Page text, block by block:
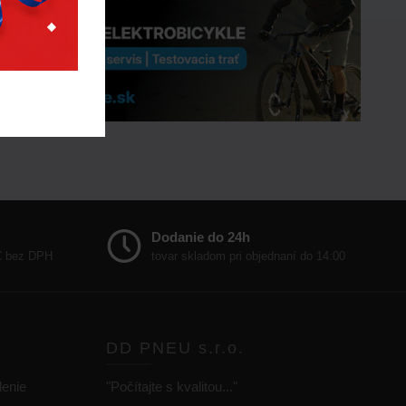
bez DPH
Dodanie do 24h
tovar skladom pri objednaní do 14:00
DD PNEU s.r.o.
"Počítajte s kvalitou..."